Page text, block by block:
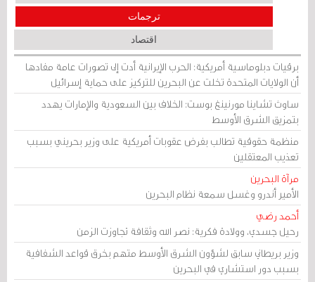
ترجمات
اقتصاد
برقيات دبلوماسية أمريكية: الحرب الإيرانية أدت إلى تصورات عامة مفادها
أن الولايات المتحدة تخلت عن البحرين للتركيز على حماية إسرائيل
ساوث تشاينا مورنينغ بوست: الخلاف بين السعودية والإمارات يهدد
بتمزيق الشرق الأوسط
منظمة حقوقية تطالب بفرض عقوبات أمريكية على وزير بحريني بسبب
تعذيب المعتقلين
مرآة البحرين
الأمير أندرو وغسل سمعة نظام البحرين
أحمد رضي
رحيل جسدي، وولادة فكرية: نصر الله وثقافة تجاوزت الزمن
وزير بريطاني سابق لشؤون الشرق الأوسط متهم بخرق قواعد الشفافية
بسبب دور استشاري في البحرين